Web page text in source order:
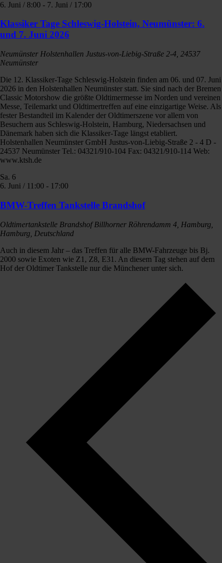
6. Juni / 8:00 - 7. Juni / 17:00
Klassiker Tage Schleswig-Holstein, Neumünster: 6.
und 7. Juni 2026
Neumünster Holstenhallen Justus-von-Liebig-Straße 2-4, 24537
Neumünster
Die 12. Klassiker-Tage Schleswig-Holstein finden am 06. und 07. Juni
2026 in den Holstenhallen Neumünster statt. Sie sind nach der Bremen
Classic Motorshow die größte Oldtimermesse im Norden und vereinen
Messe, Teilemarkt und Oldtimertreffen auf eine einzigartige Weise. Als
fester Bestandteil im Kalender der Oldtimerszene vor allem von
Besuchern aus Schleswig-Holstein, Hamburg, Niedersachsen und
Dänemark haben sich die Klassiker-Tage längst etabliert.
Holstenhallen Neumünster GmbH Justus-von-Liebig-Straße 2 - 4 D -
24537 Neumünster Tel.: 04321/910-104 Fax: 04321/910-114 Web:
www.ktsh.de
Sa. 6
6. Juni / 11:00 - 17:00
BMW-Treffen Tankstelle Brandshof
Oldtimertankstelle BrandshofBillhorner Röhrendamm 4, Hamburg,
Hamburg, Deutschland
Auch in diesem Jahr – das Treffen für alle BMW-Fahrzeuge bis Bj.
2000 sowie Exoten wie Z1, Z8, E31. An diesem Tag stehen auf dem
Hof der Oldtimer Tankstelle nur die Münchener unter sich.